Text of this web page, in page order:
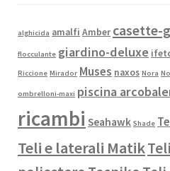
alghicida amalfi Amber casette-
flocculante giardino-deluxe
Riccione Mirador Muses naxos Nora
ombrelloni-maxi piscina
ricambi Seahawk Shade
Teli e laterali Matik